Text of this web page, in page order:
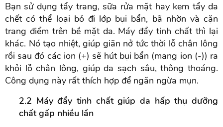
Bạn sử dụng tẩy trang, sữa rửa mặt hay kem tẩy da
chết có thể loại bỏ đi lớp bụi bẩn, bã nhờn và cặn
trang điểm trên bề mặt da. Máy đẩy tinh chất thì lại
khác. Nó tạo nhiệt, giúp giãn nở tức thời lỗ chân lông
rồi sau đó các ion (+) sẽ hút bụi bẩn (mang ion (-)) ra
khỏi lỗ chân lông, giúp da sạch sâu, thông thoáng.
Công dụng này rất thích hợp để ngăn ngừa mụn.
2.2 Máy đẩy tinh chất giúp da hấp thụ dưỡng
chất gấp nhiều lần